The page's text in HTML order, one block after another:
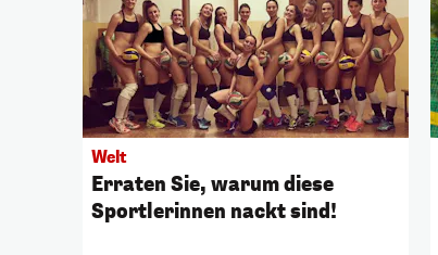
Welt
Erraten Sie, warum diese
Sportlerinnen nackt sind!